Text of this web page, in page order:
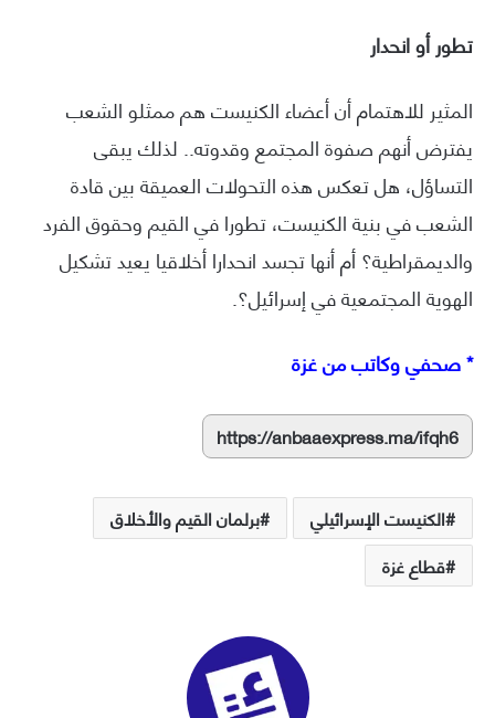
تطور أو انحدار
المثير للاهتمام أن أعضاء الكنيست هم ممثلو الشعب
يفترض أنهم صفوة المجتمع وقدوته.. لذلك يبقى
التساؤل، هل تعكس هذه التحولات العميقة بين قادة
الشعب في بنية الكنيست، تطورا في القيم وحقوق الفرد
والديمقراطية؟ أم أنها تجسد انحدارا أخلاقيا يعيد تشكيل
الهوية المجتمعية في إسرائيل؟.
* صحفي وكاتب من غزة
https://anbaaexpress.ma/ifqh6
الكنيست الإسرائيلي
برلمان القيم والأخلاق
قطاع غزة